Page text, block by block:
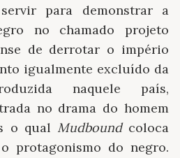
para demonstrar a
no chamado projeto
de derrotar o império
igualmente excluído da
naquele país,
no drama do homem
o qual Mudboundcoloca
protagonismo do negro.